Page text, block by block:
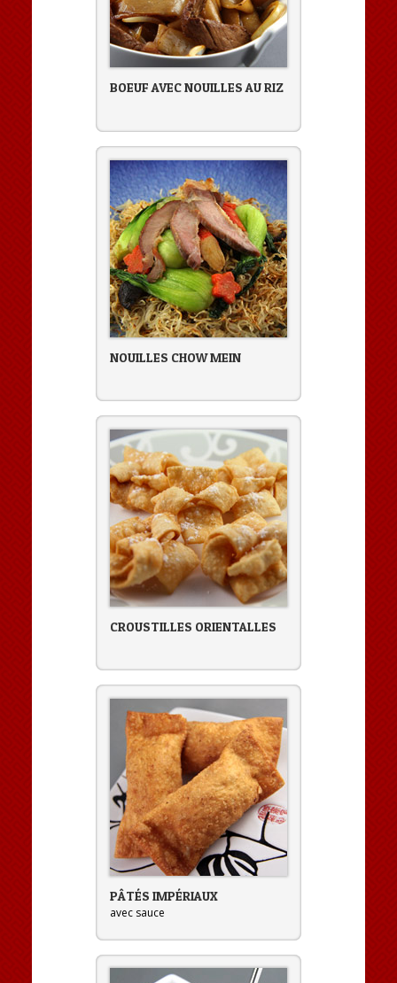
BOEUF AVEC NOUILLES AU RIZ
NOUILLES CHOW MEIN
CROUSTILLES ORIENTALLES
PÂTÉS IMPÉRIAUX
avec sauce